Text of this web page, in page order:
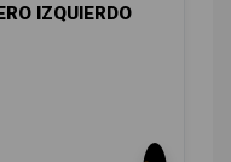
IZQUIERDO